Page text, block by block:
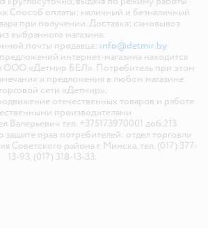
Способ оплаты: наличный и безналичный
при получении. Доставка: самовывоз
из выбранного магазина.
почты продавца: info@detmir.by
интернет-магазина находится
ООО «Детмир БЕЛ». Потребитель при этом
и предложения в любом магазине
сети «Детмир».
отечественных товаров и работе
производителями
тел. +375173970001 доб.213
прав потребителей: отдел торговли
Советского района г. Минска, тел. (017) 377-
13-93, (017) 318-13-33.